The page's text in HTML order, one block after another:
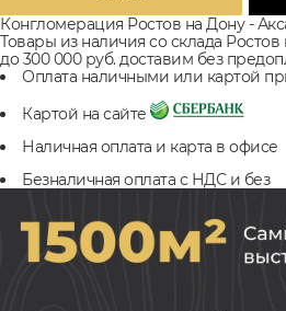
Конгломерация Ростов на Дону -
Товары из наличия со склада Ростов
до 300 000 руб. доставим без
Оплата наличными или картой
Картой на сайте
Наличная оплата и карта в офисе
Безналичная оплата с НДС и без